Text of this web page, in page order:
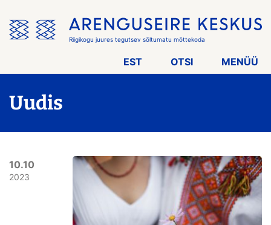
menüü
vahele
Riigikogu juures tegutsev sõltumatu mõttekoda
EST OTSI MENÜÜ
Uudis
10.10
2023